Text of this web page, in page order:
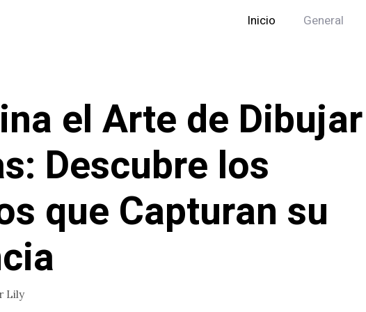
Inicio General
el Arte de Dibujar
Descubre los
que Capturan su
Lily